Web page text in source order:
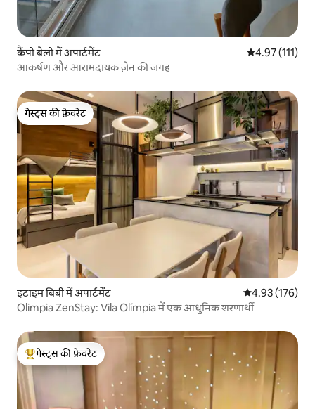
कैंपो बेलो में अपार्टमेंट औसत रेटिंग 5 में से
4.97 (111)
आकर्षण और आरामदायक ज़ेन की जगह
गेस्ट्स की फ़ेवरेट
गेस्ट्स की फ़ेवरेट
इटाइम बिबी में अपार्टमेंट औसत रेटिंग 5 में से
4.93 (176)
Olimpia ZenStay: Vila Olímpia में एक आधुनिक शरणार्थी
गेस्ट्स का टॉप फ़ेवरेट
गेस्ट्स की फ़ेवरेट